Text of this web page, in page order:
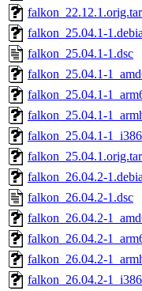
falkon_25.04.1-
falkon_25.04.1-1.dsc
falkon_25.04.1-
falkon_25.04.1-
falkon_25.04.1-
falkon_25.04.1-
falkon_26.04.2-
falkon_26.04.2-1.dsc
falkon_26.04.2-
falkon_26.04.2-
falkon_26.04.2-
falkon_26.04.2-